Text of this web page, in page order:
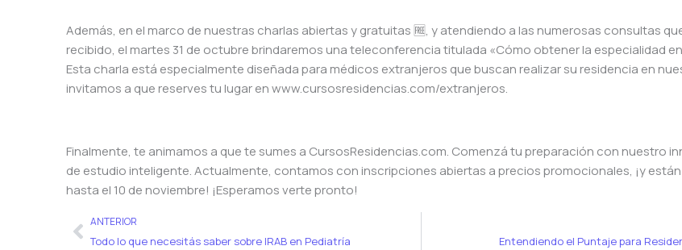
Además, en el marco de nuestras charlas abiertas y gratuitas 🆓, y atendiendo a las numerosas consultas
recibido, el martes 31 de octubre brindaremos una teleconferencia titulada «Cómo obtener la especialidad
Esta charla está especialmente diseñada para médicos extranjeros que buscan realizar su residencia en
invitamos a que reserves tu lugar en www.cursosresidencias.com/extranjeros.
Finalmente, te animamos a que te sumes a CursosResidencias.com. Comenzá tu preparación con nuestro
de estudio inteligente. Actualmente, contamos con inscripciones abiertas a precios promocionales, ¡y
hasta el 10 de noviembre! ¡Esperamos verte pronto!
AntANTERIOR
Todo lo que necesitás saber sobre IRAB en Pediatría Entendiendo el Puntaje para